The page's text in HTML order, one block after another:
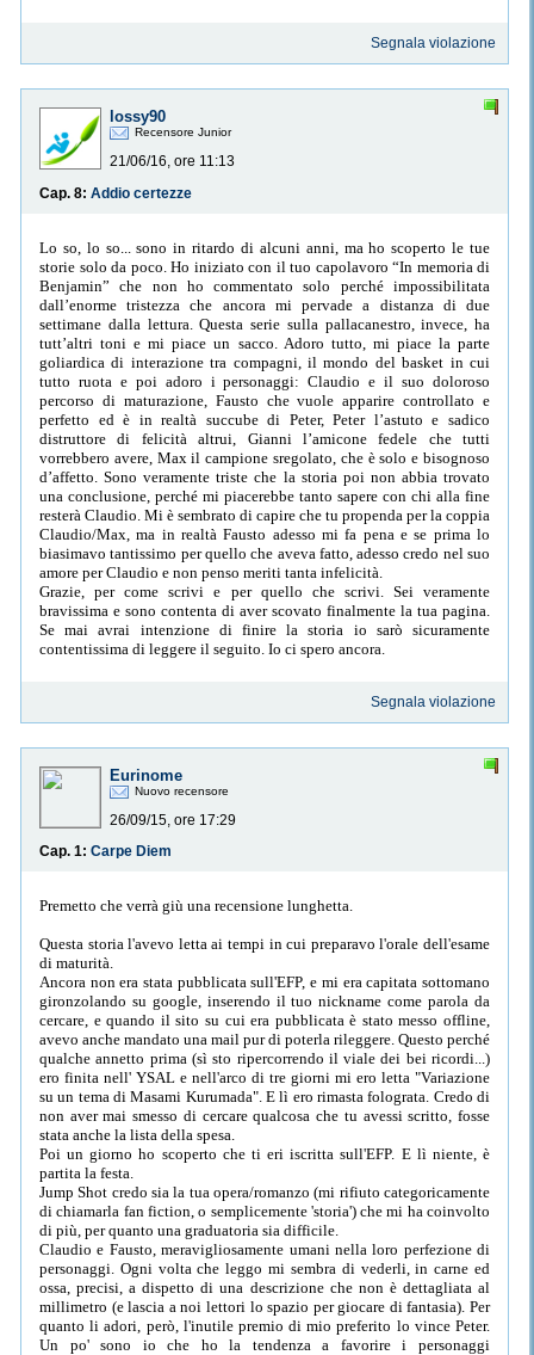
Segnala violazione
lossy90
Recensore Junior
21/06/16, ore 11:13
Cap. 8: Addio certezze
Lo so, lo so... sono in ritardo di alcuni anni, ma ho scoperto le tue
storie solo da poco. Ho iniziato con il tuo capolavoro “In memoria di
Benjamin” che non ho commentato solo perché impossibilitata
dall’enorme tristezza che ancora mi pervade a distanza di due
settimane dalla lettura. Questa serie sulla pallacanestro, invece, ha
tutt’altri toni e mi piace un sacco. Adoro tutto, mi piace la parte
goliardica di interazione tra compagni, il mondo del basket in cui
tutto ruota e poi adoro i personaggi: Claudio e il suo doloroso
percorso di maturazione, Fausto che vuole apparire controllato e
perfetto ed è in realtà succube di Peter, Peter l’astuto e sadico
distruttore di felicità altrui, Gianni l’amicone fedele che tutti
vorrebbero avere, Max il campione sregolato, che è solo e bisognoso
d’affetto. Sono veramente triste che la storia poi non abbia trovato
una conclusione, perché mi piacerebbe tanto sapere con chi alla fine
resterà Claudio. Mi è sembrato di capire che tu propenda per la coppia
Claudio/Max, ma in realtà Fausto adesso mi fa pena e se prima lo
biasimavo tantissimo per quello che aveva fatto, adesso credo nel suo
amore per Claudio e non penso meriti tanta infelicità.
Grazie, per come scrivi e per quello che scrivi. Sei veramente
bravissima e sono contenta di aver scovato finalmente la tua pagina.
Se mai avrai intenzione di finire la storia io sarò sicuramente
contentissima di leggere il seguito. Io ci spero ancora.
Segnala violazione
Eurinome
Nuovo recensore
26/09/15, ore 17:29
Cap. 1: Carpe Diem
Premetto che verrà giù una recensione lunghetta.
Questa storia l'avevo letta ai tempi in cui preparavo l'orale dell'esame
di maturità.
Ancora non era stata pubblicata sull'EFP, e mi era capitata sottomano
gironzolando su google, inserendo il tuo nickname come parola da
cercare, e quando il sito su cui era pubblicata è stato messo offline,
avevo anche mandato una mail pur di poterla rileggere. Questo perché
qualche annetto prima (sì sto ripercorrendo il viale dei bei ricordi...)
ero finita nell' YSAL e nell'arco di tre giorni mi ero letta "Variazione
su un tema di Masami Kurumada". E lì ero rimasta folograta. Credo di
non aver mai smesso di cercare qualcosa che tu avessi scritto, fosse
stata anche la lista della spesa.
Poi un giorno ho scoperto che ti eri iscritta sull'EFP. E lì niente, è
partita la festa.
Jump Shot credo sia la tua opera/romanzo (mi rifiuto categoricamente
di chiamarla fan fiction, o semplicemente 'storia') che mi ha coinvolto
di più, per quanto una graduatoria sia difficile.
Claudio e Fausto, meravigliosamente umani nella loro perfezione di
personaggi. Ogni volta che leggo mi sembra di vederli, in carne ed
ossa, precisi, a dispetto di una descrizione che non è dettagliata al
millimetro (e lascia a noi lettori lo spazio per giocare di fantasia). Per
quanto li adori, però, l'inutile premio di mio preferito lo vince Peter.
Un po' sono io che ho la tendenza a favorire i personaggi